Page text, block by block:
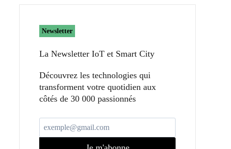
Newsletter
La Newsletter IoT et Smart City​
Découvrez les technologies qui
transforment votre quotidien aux
côtés de 30 000 passionnés